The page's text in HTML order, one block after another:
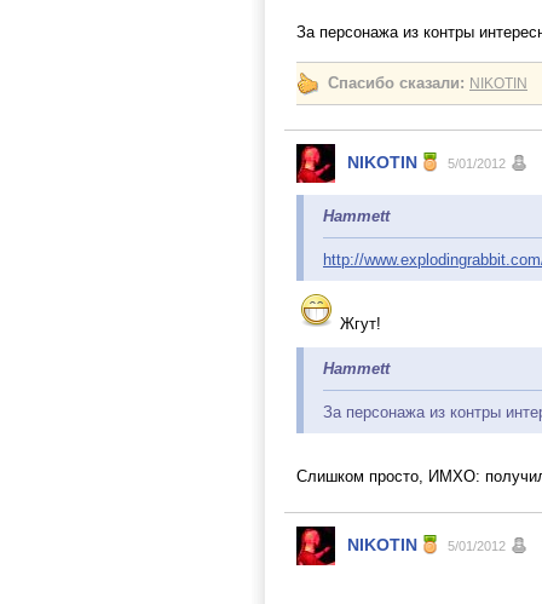
За персонажа из контры
Спасибо сказали: NIKOTIN
NIKOTIN 5/01/2012
Hammett
http://
Жгут!
Hammett
За персонажа из контры
Слишком просто, ИМХО:
NIKOTIN 5/01/2012